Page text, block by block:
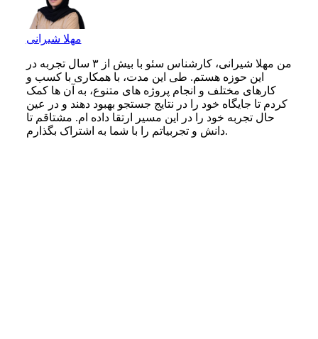
مهلا شیرانی
من مهلا شیرانی، کارشناس سئو با بیش از ۳ سال تجربه در
این حوزه هستم. طی این مدت، با همکاری با کسب‌ و
کارهای مختلف و انجام پروژه‌ های متنوع، به آن‌ ها کمک
کردم تا جایگاه خود را در نتایج جستجو بهبود دهند و در عین
حال تجربه خود را در این مسیر ارتقا داده‌ ام. مشتاقم تا
دانش و تجربیاتم را با شما به اشتراک بگذارم.